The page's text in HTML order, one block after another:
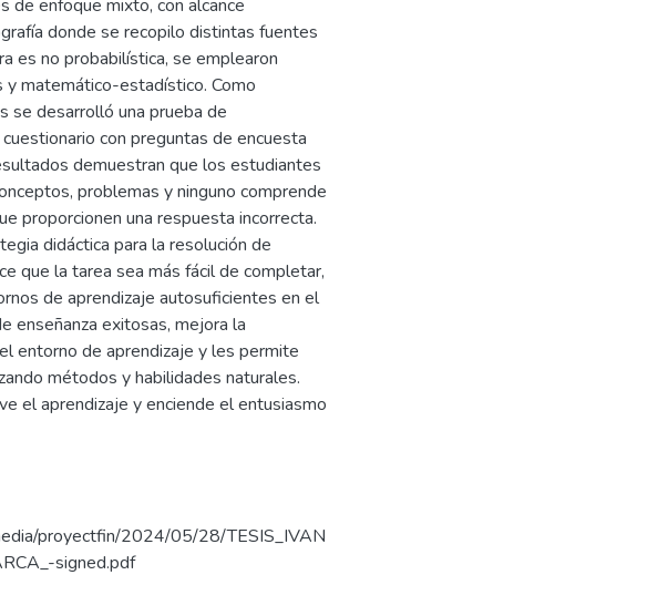
de enfoque mixto, con alcance
donde se recopilo distintas fuentes
es no probabilística, se emplearon
matemático-estadístico. Como
se desarrolló una prueba de
con preguntas de encuesta
demuestran que los estudiantes
problemas y ninguno comprende
proporcionen una respuesta incorrecta.
didáctica para la resolución de
que la tarea sea más fácil de completar,
de aprendizaje autosuficientes en el
enseñanza exitosas, mejora la
entorno de aprendizaje y les permite
métodos y habilidades naturales.
el aprendizaje y enciende el entusiasmo
proyectfin/2024/05/28/TESIS_IVAN
signed.pdf